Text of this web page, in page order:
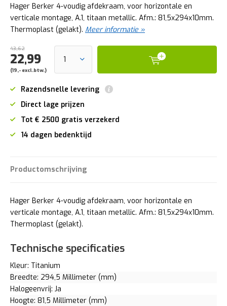
Hager Berker 4-voudig afdekraam, voor horizontale en
verticale montage, A.1, titaan metallic. Afm.: 81,5x294x10mm.
Thermoplast (gelakt). Meer informatie »
43,62
22,99
(19,- excl.btw.)
Razendsnelle levering
Direct lage prijzen
Tot € 2500 gratis verzekerd
14 dagen bedenktijd
Productomschrijving
Hager Berker 4-voudig afdekraam, voor horizontale en
verticale montage, A.1, titaan metallic. Afm.: 81,5x294x10mm.
Thermoplast (gelakt).
Technische specificaties
Kleur: Titanium
Breedte: 294,5 Millimeter (mm)
Halogeenvrij: Ja
Hoogte: 81,5 Millimeter (mm)